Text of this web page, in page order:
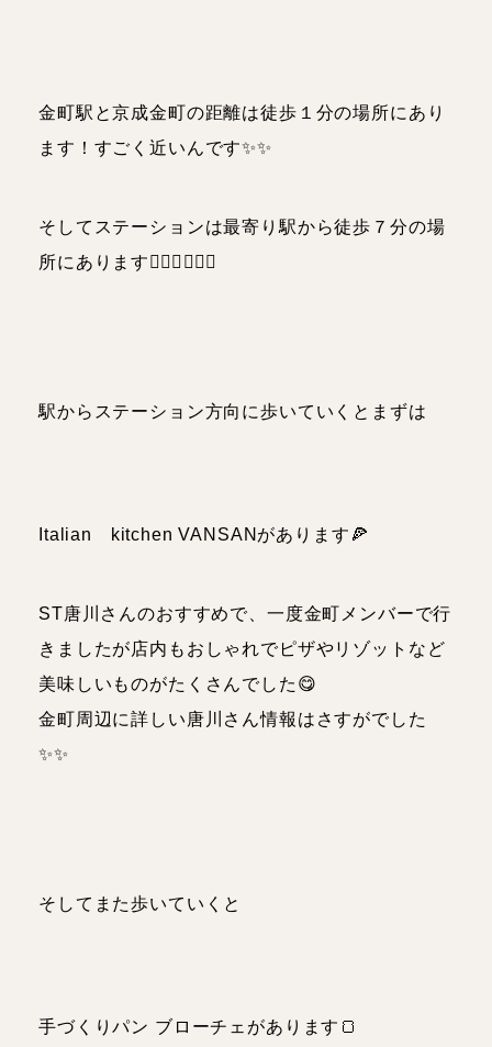
金町駅と京成金町の距離は徒歩１分の場所にあり
ます！すごく近いんです✨✨
そしてステーションは最寄り駅から徒歩７分の場
所にあります🏃🏻‍♀️🏃🏻‍♂️
駅からステーション方向に歩いていくとまずは
Italian kitchen VANSANがあります🍕
ST唐川さんのおすすめで、一度金町メンバーで行
きましたが店内もおしゃれでピザやリゾットなど
美味しいものがたくさんでした😋
金町周辺に詳しい唐川さん情報はさすがでした
✨✨
そしてまた歩いていくと
手づくりパン ブローチェがあります🍞